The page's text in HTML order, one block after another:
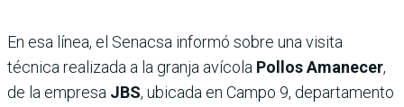
En esa línea, el Senacsa informó sobre una visita
técnica realizada a la granja avícola Pollos Amanecer,
de la empresa JBS, ubicada en Campo 9, departamento